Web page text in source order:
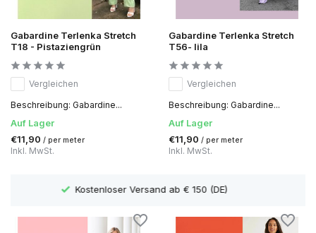
Gabardine Terlenka Stretch
T18 - Pistaziengrün
Vergleichen
Beschreibung: Gabardine...
Auf Lager
€11,90 / per meter
Inkl. MwSt.
Gabardine Terlenka Stretch
T56- lila
Vergleichen
Beschreibung: Gabardine...
Auf Lager
€11,90 / per meter
Inkl. MwSt.
Lieferzeit 1 bis 3 Arbeitstage